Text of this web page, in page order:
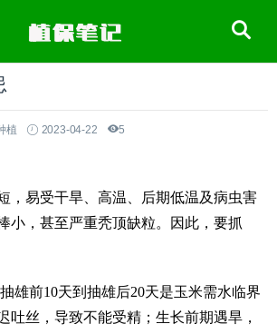
植 2023-04-22 5
，易受干旱、高温、后期低温及病虫害
小，甚至严重秃顶缺粒。因此，要抓
前10天到抽雄后20天是玉米需水临界
吐丝，导致不能受精；生长前期遇旱，